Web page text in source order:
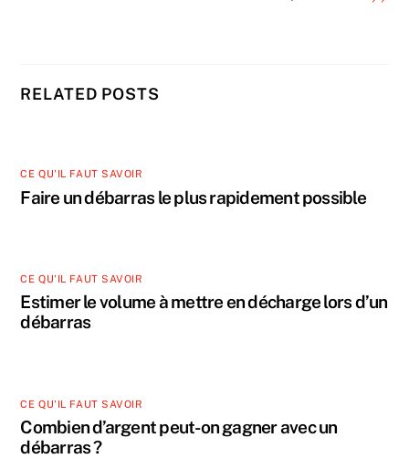
RELATED POSTS
CE QU'IL FAUT SAVOIR
Faire un débarras le plus rapidement possible
CE QU'IL FAUT SAVOIR
Estimer le volume à mettre en décharge lors d’un
débarras
CE QU'IL FAUT SAVOIR
Combien d’argent peut-on gagner avec un
débarras ?